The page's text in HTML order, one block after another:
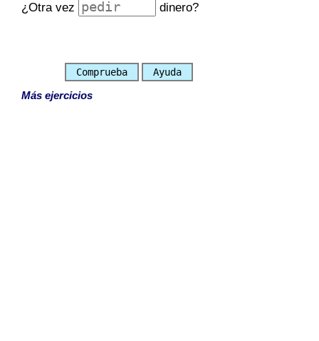
¿Otra vez dinero?
Comprueba Ayuda
Más ejercicios